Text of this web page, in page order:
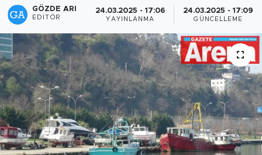
GÖZDE ARI
EDITÖR
24.03.2025 - 17:06
YAYINLANMA
24.03.2025 - 17:09
GÜNCELLEME